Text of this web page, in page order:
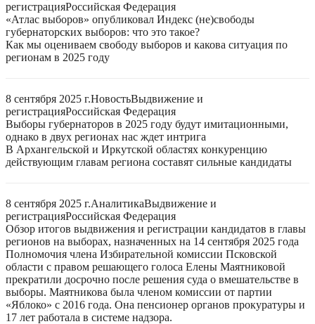
регистрацияРоссийская Федерация
«Атлас выборов» опубликовал Индекс (не)свободы
губернаторских выборов: что это такое?
Как мы оцениваем свободу выборов и какова ситуация по
регионам в 2025 году
8 сентября 2025 г.НовостьВыдвижение и
регистрацияРоссийская Федерация
Выборы губернаторов в 2025 году будут имитационными,
однако в двух регионах нас ждет интрига
В Архангельской и Иркутской областях конкуренцию
действующим главам региона составят сильные кандидаты
8 сентября 2025 г.АналитикаВыдвижение и
регистрацияРоссийская Федерация
Обзор итогов выдвижения и регистрации кандидатов в главы
регионов на выборах, назначенных на 14 сентября 2025 года
Полномочия члена Избирательной комиссии Псковской
области с правом решающего голоса Елены Маятниковой
прекратили досрочно после решения суда о вмешательстве в
выборы. Маятникова была членом комиссии от партии
«Яблоко» с 2016 года. Она пенсионер органов прокуратуры и
17 лет работала в системе надзора.